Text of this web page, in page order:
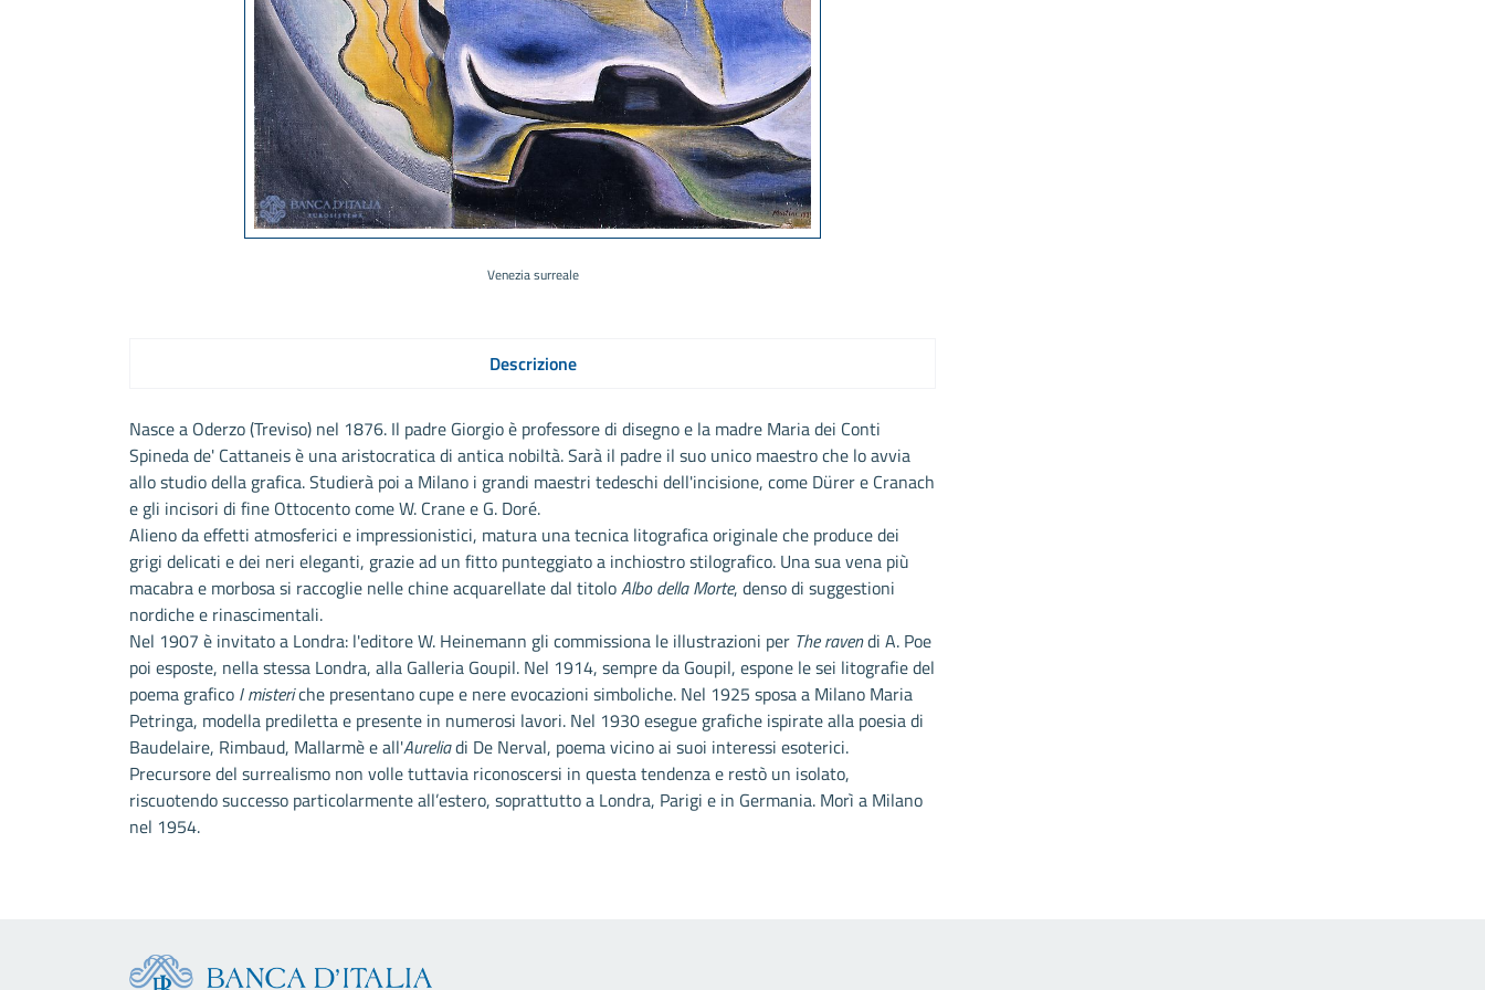
Venezia surreale
Descrizione
Nasce a Oderzo (Treviso) nel 1876. Il padre Giorgio è professore di disegno e la madre Maria dei Conti
Spineda de' Cattaneis è una aristocratica di antica nobiltà. Sarà il padre il suo unico maestro che lo avvia
allo studio della grafica. Studierà poi a Milano i grandi maestri tedeschi dell'incisione, come Dürer e Cranach
e gli incisori di fine Ottocento come W. Crane e G. Doré.
Alieno da effetti atmosferici e impressionistici, matura una tecnica litografica originale che produce dei
grigi delicati e dei neri eleganti, grazie ad un fitto punteggiato a inchiostro stilografico. Una sua vena più
macabra e morbosa si raccoglie nelle chine acquarellate dal titoloAlbo della Morte, denso di suggestioni
nordiche e rinascimentali.
Nel 1907 è invitato a Londra: l'editore W. Heinemann gli commissiona le illustrazioni per The ravendi A. Poe
poi esposte, nella stessa Londra, alla Galleria Goupil. Nel 1914, sempre da Goupil, espone le sei litografie del
poema grafico I misteriche presentano cupe e nere evocazioni simboliche. Nel 1925 sposa a Milano Maria
Petringa, modella prediletta e presente in numerosi lavori. Nel 1930 esegue grafiche ispirate alla poesia di
Baudelaire, Rimbaud, Mallarmè e all'Aureliadi De Nerval, poema vicino ai suoi interessi esoterici.
Precursore del surrealismo non volle tuttavia riconoscersi in questa tendenza e restò un isolato,
riscuotendo successo particolarmente all’estero, soprattutto a Londra, Parigi e in Germania. Morì a Milano
nel 1954.